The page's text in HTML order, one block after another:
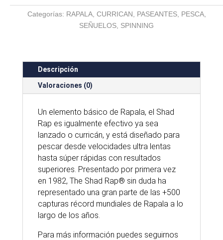
9
CM
Categorías: RAPALA, CURRICAN PASEANTES, PESCA,
SEÑUELOS SPINNING
Descripción
Valoraciones (0)
Un elemento básico de Rapala, el Shad
Rap es igualmente efectivo ya sea
lanzado o curricán, y está diseñado para
pescar desde velocidades ultra lentas
hasta súper rápidas con resultados
superiores. Presentado por primera vez
en 1982, The Shad Rap® sin duda ha
representado una gran parte de las +500
capturas récord mundiales de Rapala a lo
largo de los años.
Para más información puedes seguirnos